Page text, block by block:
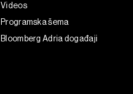
Videos
Programska šema
Bloomberg Adria događaji